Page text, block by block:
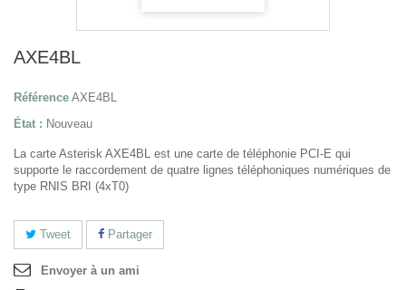
AXE4BL
Référence AXE4BL
État : Nouveau
La carte Asterisk AXE4BL est une carte de téléphonie PCI-E qui
supporte le raccordement de quatre lignes téléphoniques numériques de
type RNIS BRI (4xT0)
Tweet Partager
Envoyer à un ami